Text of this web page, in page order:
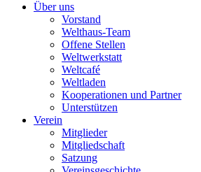
Über uns
Vorstand
Welthaus-Team
Offene Stellen
Weltwerkstatt
Weltcafé
Weltladen
Kooperationen und Partner
Unterstützen
Verein
Mitglieder
Mitgliedschaft
Satzung